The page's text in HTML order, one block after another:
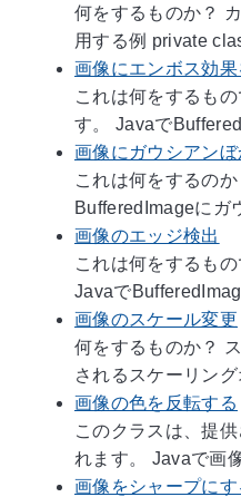
何をするものか？
用する例 private
画像にエンボス効果
これは何をするも
す。 Javaで
画像にガウシアン
これは何をするの
BufferedImageにガ
画像のエッジ検出
これは何をするも
Javaで
画像のスケール変更
何をするものか？
されるスケーリン
画像の色を反転する
このクラスは、提
れます。 Javaで画
画像をシャープにす